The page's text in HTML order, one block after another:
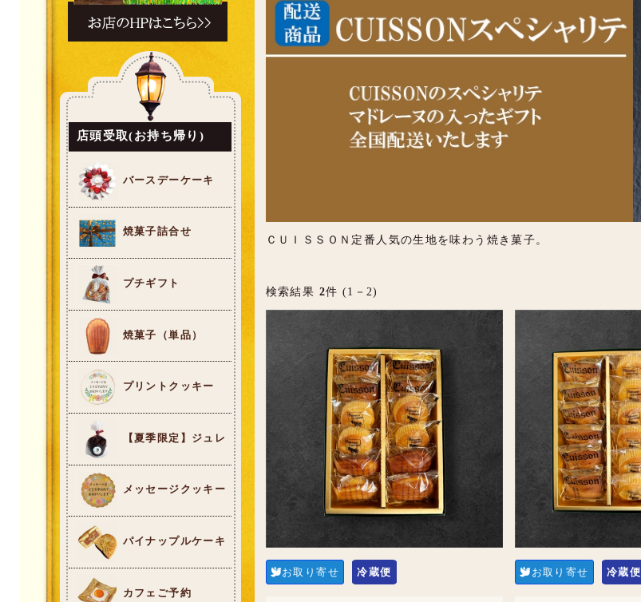
店頭受取(お持ち帰り)
バースデーケーキ
焼菓子詰合せ
プチギフト
焼菓子（単品）
プリントクッキー
【夏季限定】ジュレ
メッセージクッキー
パイナップルケーキ
カフェご予約
ＣＵＩＳＳＯＮ定番人気の生地を味わう焼き菓子。
検索結果 2件 (1－2)
お取り寄せ 冷蔵便 お取り寄せ 冷蔵便